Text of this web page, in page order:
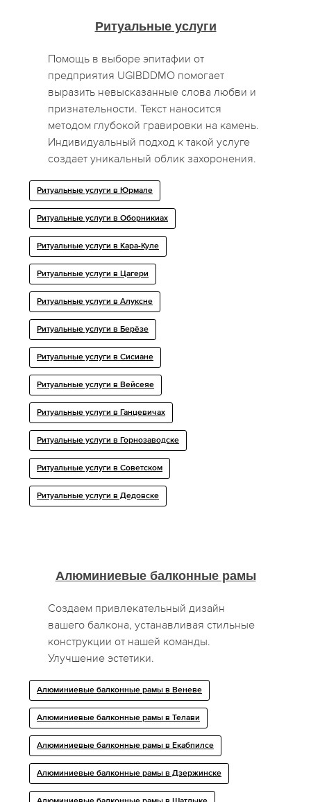
Ритуальные услуги
Помощь в выборе эпитафии от
предприятия UGIBDDMO помогает
выразить невысказанные слова любви и
признательности. Текст наносится
методом глубокой гравировки на камень.
Индивидуальный подход к такой услуге
создает уникальный облик захоронения.
Ритуальные услуги в Юрмале
Ритуальные услуги в Оборникиах
Ритуальные услуги в Кара-Куле
Ритуальные услуги в Цагери
Ритуальные услуги в Алуксне
Ритуальные услуги в Берёзе
Ритуальные услуги в Сисиане
Ритуальные услуги в Вейсеяе
Ритуальные услуги в Ганцевичах
Ритуальные услуги в Горнозаводске
Ритуальные услуги в Советском
Ритуальные услуги в Дедовске
Алюминиевые балконные рамы
Создаем привлекательный дизайн
вашего балкона, устанавливая стильные
конструкции от нашей команды.
Улучшение эстетики.
Алюминиевые балконные рамы в Веневе
Алюминиевые балконные рамы в Телави
Алюминиевые балконные рамы в Екабпилсе
Алюминиевые балконные рамы в Дзержинске